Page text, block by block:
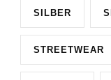
SILBER
STREETWEAR